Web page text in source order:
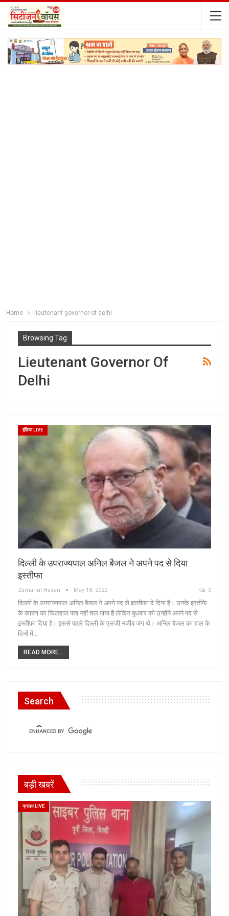
Home lieutenant governor of delhi
Browsing Tag
Lieutenant Governor Of
Delhi
इंडिया LIVE
दिल्ली के उपराज्यपाल अनिल बैजल ने अपने पद से दिया
इस्तीफा
Zamanul Hasan May 18, 2022 0
दिल्ली के उपराज्यपाल अनिल बैजल ने अपने पद से इस्तीफा दे दिया है। उनके इस्तीफे
के कारण का फिलहाल पता नहीं चल पाया है लेकिन बुधवार को उन्होंने अपने पद से
इस्तीफा दिया है। इससे पहले दिल्ली के एलजी नजीब जंग थे। अनिल बैजल का हाल के
दिनों में…
READ MORE...
Search
बड़ी खबरें
क्राइम LIVE